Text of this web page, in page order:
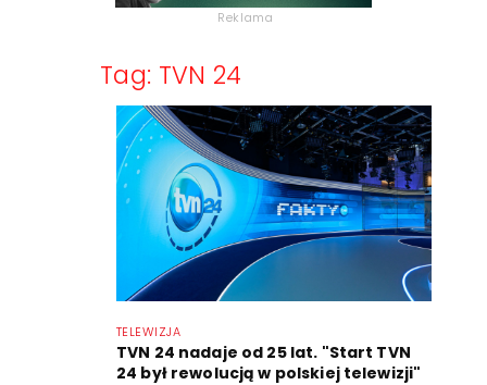
Reklama
Tag: TVN 24
TELEWIZJA
TVN 24 nadaje od 25 lat. "Start TVN
24 był rewolucją w polskiej telewizji"